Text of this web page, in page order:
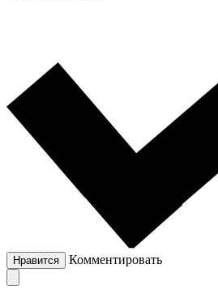
Нравится Комментировать